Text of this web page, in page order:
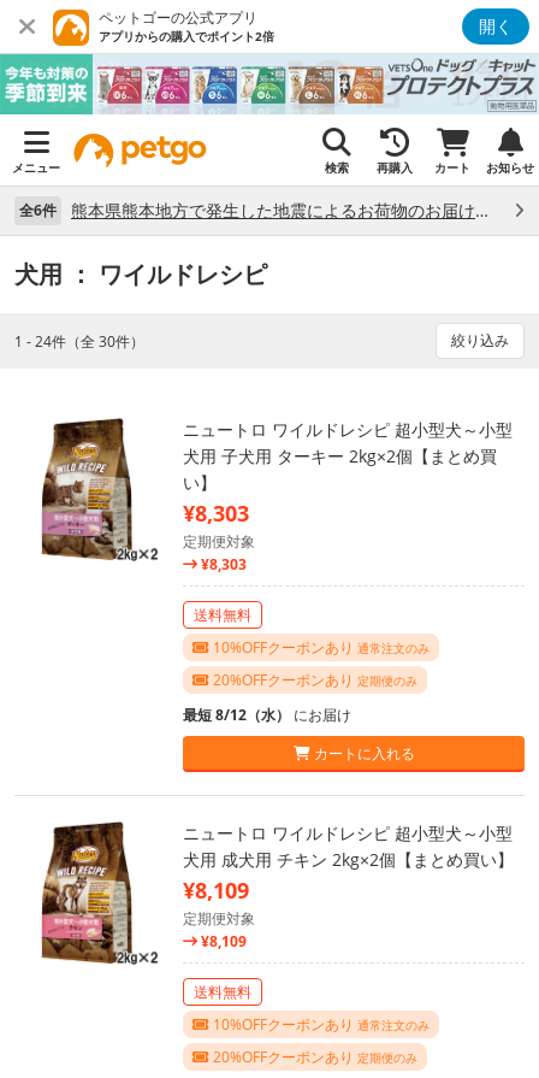
ペットゴーの公式アプリ
アプリからの購入でポイント2倍 開く
メニュー 検索 再購入 カート お知らせ
全6件 熊本県熊本地方で発生した地震によるお荷物のお届け状況について （7/28）
犬用 ： ワイルドレシピ
1 - 24件（全 30件） 絞り込み
ニュートロ ワイルドレシピ 超小型犬～小型
犬用 子犬用 ターキー 2kg×2個【まとめ買
い】
¥8,303
定期便対象
¥8,303
送料無料
10%OFFクーポンあり 通常注文のみ
20%OFFクーポンあり 定期便のみ
最短 8/12（水） にお届け
カートに入れる
ニュートロ ワイルドレシピ 超小型犬～小型
犬用 成犬用 チキン 2kg×2個【まとめ買い】
¥8,109
定期便対象
¥8,109
送料無料
10%OFFクーポンあり 通常注文のみ
20%OFFクーポンあり 定期便のみ